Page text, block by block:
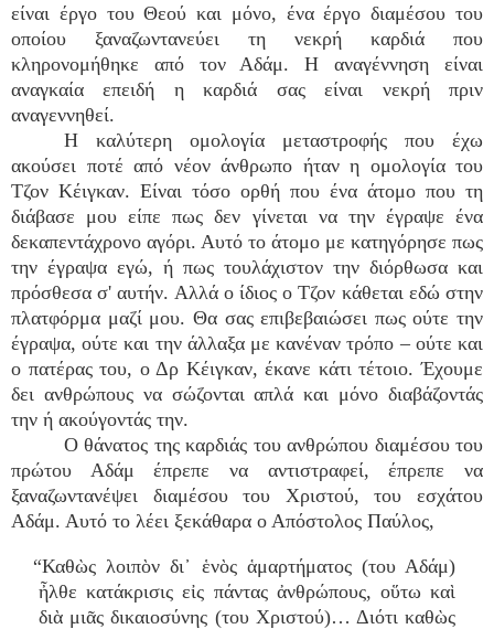
είναι έργο του Θεού και μόνο, ένα έργο διαμέσου του
οποίου ξαναζωντανεύει τη νεκρή καρδιά που
κληρονομήθηκε από τον Αδάμ. Η αναγέννηση είναι
αναγκαία επειδή η καρδιά σας είναι νεκρή πριν
αναγεννηθεί.
Η καλύτερη ομολογία μεταστροφής που έχω
ακούσει ποτέ από νέον άνθρωπο ήταν η ομολογία του
Τζον Κέιγκαν. Είναι τόσο ορθή που ένα άτομο που τη
διάβασε μου είπε πως δεν γίνεται να την έγραψε ένα
δεκαπεντάχρονο αγόρι. Αυτό το άτομο με κατηγόρησε πως
την έγραψα εγώ, ή πως τουλάχιστον την διόρθωσα και
πρόσθεσα σ' αυτήν. Αλλά ο ίδιος ο Τζον κάθεται εδώ στην
πλατφόρμα μαζί μου. Θα σας επιβεβαιώσει πως ούτε την
έγραψα, ούτε και την άλλαξα με κανέναν τρόπο – ούτε και
ο πατέρας του, ο Δρ Κέιγκαν, έκανε κάτι τέτοιο. Έχουμε
δει ανθρώπους να σώζονται απλά και μόνο διαβάζοντάς
την ή ακούγοντάς την.
Ο θάνατος της καρδιάς του ανθρώπου διαμέσου του
πρώτου Αδάμ έπρεπε να αντιστραφεί, έπρεπε να
ξαναζωντανέψει διαμέσου του Χριστού, του εσχάτου
Αδάμ. Αυτό το λέει ξεκάθαρα ο Απόστολος Παύλος,
“Καθὼς λοιπὸν δι᾿ ἑνὸς ἁμαρτήματος (του Αδάμ)
ἦλθε κατάκρισις εἰς πάντας ἀνθρώπους, οὕτω καὶ
διὰ μιᾶς δικαιοσύνης (του Χριστού)… Διότι καθὼς